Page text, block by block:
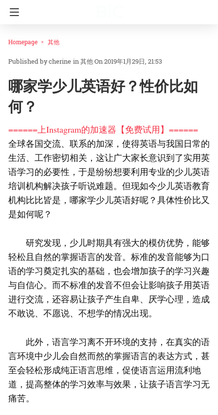
Homepage 其他
cherine in其他On 2019年1月29日, 21:53
哪家学少儿英语好？性价比如
何？
======上Instagram的加速器【免费试用】======
全球各国交流、联系的加深，使得英语与我国日常的
生活、工作密切相关，这让广大家长意识到了实用英
语学习的必要性，于是纷纷想要利用专业的少儿英语
培训机构解决孩子听说难题。但现如今少儿英语教育
机构比比皆是，哪家学少儿英语好呢？具体性价比又
是如何呢？
研究发现，少儿时期具有强大的模仿优势，能够
轻松且自然的掌握语言的发音。标准的发音能够为口
语的学习奠定扎实的基础，也会增加孩子的学习兴趣
与自信心。而不标准的发音不但会让影响孩子用英语
进行交流，还容易让孩子产生自卑、厌学心理，造成
不敢说、不愿说、不想学的情况出现。
此外，语言学习离不开环境的支持，在真实的语
言环境中少儿会自然而然的掌握语言的表达方式，甚
至会轻松形成纯正语言思维，促使语言运用流利地
道，提高整体的学习效率与效果，让孩子语言学习无
痛苦。